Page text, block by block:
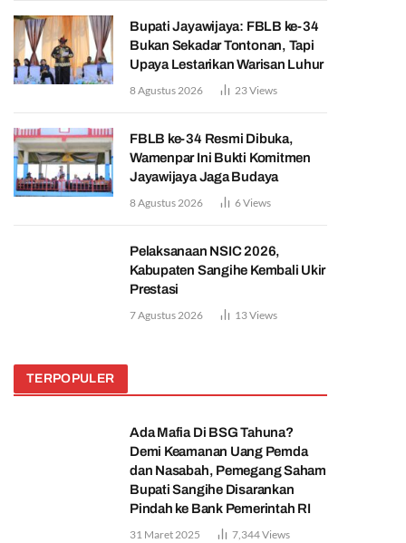
Bupati Jayawijaya: FBLB ke-34
Bukan Sekadar Tontonan, Tapi
Upaya Lestarikan Warisan Luhur
8 Agustus 2026 23Views
FBLB ke-34 Resmi Dibuka,
Wamenpar Ini Bukti Komitmen
Jayawijaya Jaga Budaya
8 Agustus 2026 6Views
Pelaksanaan NSIC 2026,
Kabupaten Sangihe Kembali Ukir
Prestasi
7 Agustus 2026 13Views
TERPOPULER
Ada Mafia Di BSG Tahuna?
Demi Keamanan Uang Pemda
dan Nasabah, Pemegang Saham
Bupati Sangihe Disarankan
Pindah ke Bank Pemerintah RI
31 Maret 2025 7,344Views